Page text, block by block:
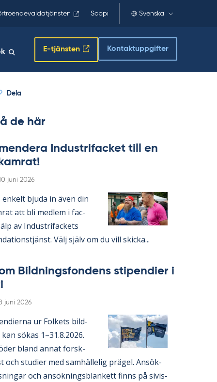
Soppi Svenska
E-tjänsten Kontaktuppgifter
Dela
de här
In­du­stri­fac­ket till en
juni 2026
bju­da in även din
att bli med­lem i fac­
av In­du­stri­fac­kets
Välj själv om du vill skic­ka...
Bild­nings­fon­dens sti­pen­di­er i
juni 2026
ur Fol­kets bild­
sö­kas 1–31.8.2026.
bland an­nat forsk­
och stu­di­er med sam­häl­le­lig prä­gel. An­sök­
och an­sök­nings­blan­kett fin­ns på si­vis­